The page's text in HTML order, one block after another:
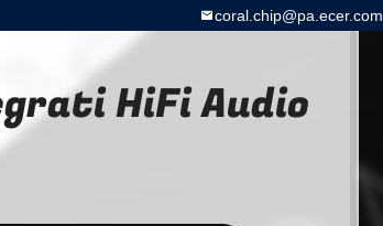
coral.chip@pa.ecer.com
HiFi Audio